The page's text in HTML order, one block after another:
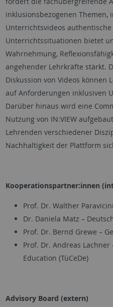
inklusionsbezogenen Themen,
Unterrichtsvideos
Unterrichtssituationen bietet
Wahrnehmung,
angehender Lehrkräfte stärkt.
Diskussion von Videos können
auf Anforderungen inklusiven
Darüber hinaus wird eine
Nutzung von IN:VIEW
Lehrenden verschiedener
Nachhaltigkeit der Plattform
Kooperationspartner:innen
Prof. Dr. Walther
Dr. Daniela Matz –
Prof. Dr. Bernd Grewe –
Prof. Dr. Andreas
Education (TüCeDe)
Advisory Board (extern)